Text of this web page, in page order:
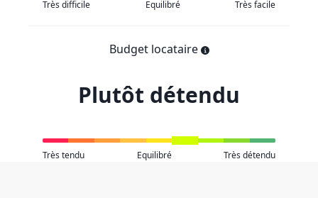
Très difficile Equilibré Très facile
Budget locataire
Plutôt détendu
Très tendu Equilibré Très détendu